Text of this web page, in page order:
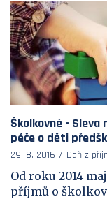
Školkovné -
péče o děti
29. 8. 2016 Daň z
Od roku 2014
příjmů o